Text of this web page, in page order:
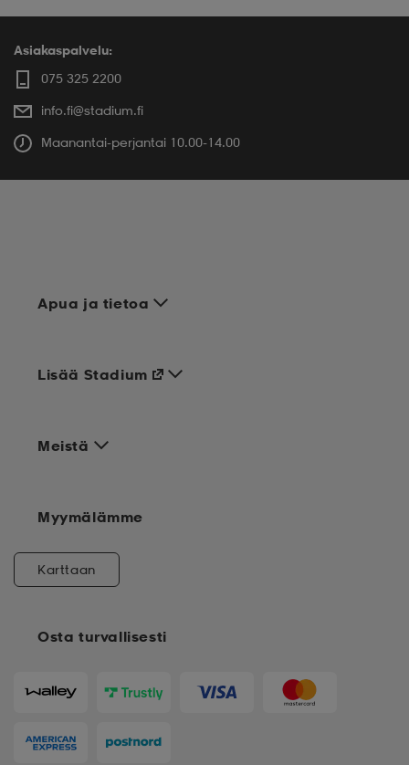
Asiakaspalvelu:
075 325 2200
info.fi@stadium.fi
Maanantai-perjantai 10.00-14.00
Apua ja tietoa
Meistä
Osta turvallisesti
Lisää Stadium
Myymälämme
Karttaan